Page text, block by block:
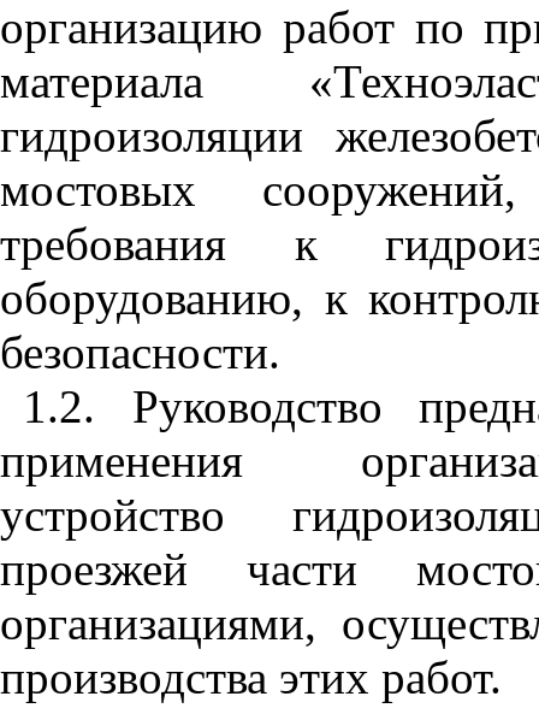
организацию работ по
материала «
гидроизоляции
мостовых сооружений,
требования к
оборудованию, к
безопасности.
1.2. Руководство
применения
устройство
проезжей части
организациями,
производства этих работ.